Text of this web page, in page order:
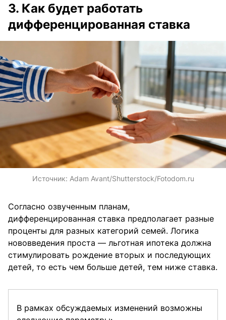
3. Как будет работать
дифференцированная ставка
Источник: Adam Avant/Shutterstock/Fotodom.ru
Согласно озвученным планам,
дифференцированная ставка предполагает разные
проценты для разных категорий семей. Логика
нововведения проста — льготная ипотека должна
стимулировать рождение вторых и последующих
детей, то есть чем больше детей, тем ниже ставка.
В рамках обсуждаемых изменений возможны